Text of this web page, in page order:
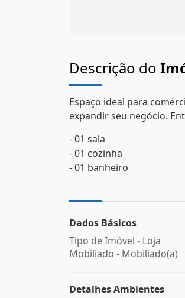
Descrição do
Espaço ideal para
expandir seu negócio.
- 01 sala
- 01 cozinha
- 01 banheiro
Dados Básicos
Tipo de Imóvel - Loja
Mobiliado - Mobiliado(a)
Detalhes Ambientes